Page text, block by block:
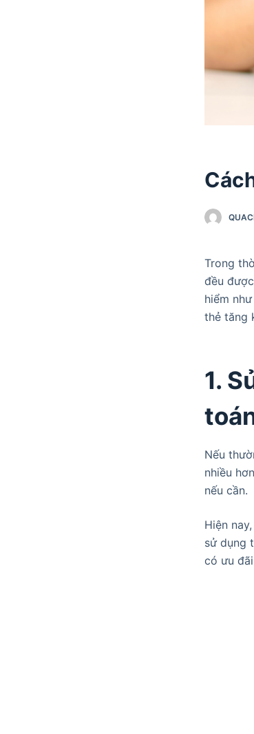
Trong
đều
hiểm
thẻ tăng
1.
Nếu
nhiều
nếu cần.
Hiện
sử dụng
có ưu